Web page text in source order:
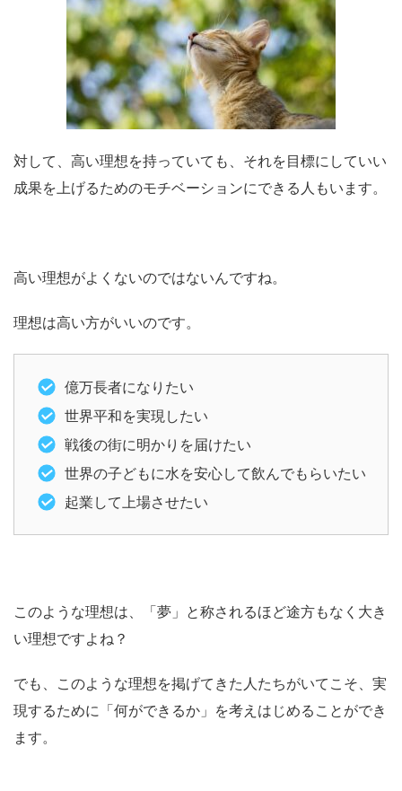
対して、高い理想を持っていても、それを目標にしていい
成果を上げるためのモチベーションにできる人もいます。
高い理想がよくないのではないんですね。
理想は高い方がいいのです。
億万長者になりたい
世界平和を実現したい
戦後の街に明かりを届けたい
世界の子どもに水を安心して飲んでもらいたい
起業して上場させたい
このような理想は、「夢」と称されるほど途方もなく大き
い理想ですよね？
でも、このような理想を掲げてきた人たちがいてこそ、実
現するために「何ができるか」を考えはじめることができ
ます。